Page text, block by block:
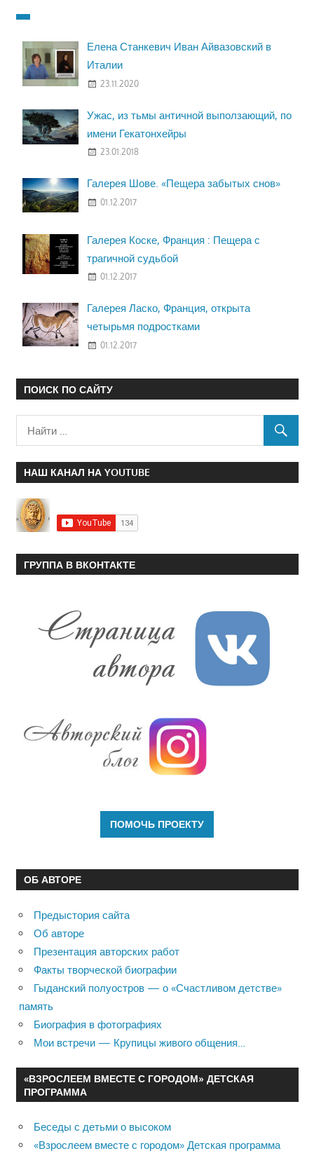
Елена Станкевич Иван Айвазовский в
Италии
23.11.2020
Ужас, из тьмы античной выползающий, по
имени Гекатонхейры
23.01.2018
Галерея Шове. «Пещера забытых снов»
01.12.2017
Галерея Коске, Франция : Пещера с
трагичной судьбой
01.12.2017
Галерея Ласко, Франция, открыта
четырьмя подростками
01.12.2017
ПОИСК ПО САЙТУ
НАШ КАНАЛ НА YOUTUBE
ГРУППА В ВКОНТАКТЕ
ОБ АВТОРЕ
Предыстория сайта
Об авторе
Презентация авторских работ
Факты творческой биографии
Гыданский полуостров — о «Счастливом детстве»
память
Биография в фотографиях
Мои встречи — Крупицы живого общения…
«ВЗРОСЛЕЕМ ВМЕСТЕ С ГОРОДОМ» ДЕТСКАЯ
ПРОГРАММА
Беседы с детьми о высоком
«Взрослеем вместе с городом» Детская программа